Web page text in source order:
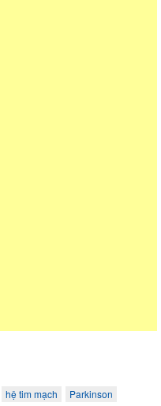
hệ tim mạch Parkinson